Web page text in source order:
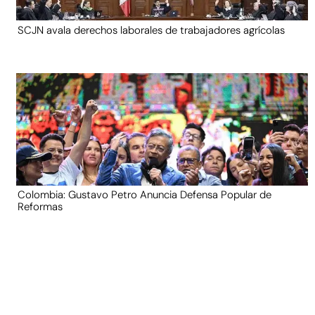
SCJN avala derechos laborales de trabajadores agrícolas
Colombia: Gustavo Petro Anuncia Defensa Popular de
Reformas